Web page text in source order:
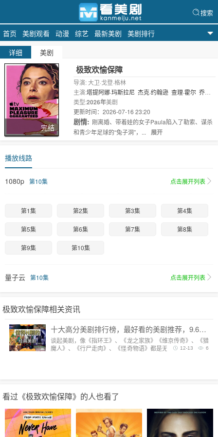
首页 美剧观看 动漫 综艺 最新美剧 美剧排行
搜索
详细 美剧
完结
极致欢愉保障
导演: 大卫·戈登·格林
主演:塔提阿娜·玛斯拉尼 杰克·约翰逊 查理·霍尔 乔恩·
迈克尔·希尔 杰西·霍奇斯
类型:2026年美剧
更新时间：2026-07-16 23:20
剧情: 刚离婚、带着娃的女子Paula陷入了勒索、谋杀
和青少年足球的“兔子洞”，...
展开
播放线路
1080p 第10集 点击展开列表
第1集 第2集 第3集 第4集
第5集 第6集 第7集 第8集
第9集 第10集
量子云 第10集 点击展开列表
极致欢愉保障相关资讯
十大高分美剧排行榜，最好看的美剧推荐，9.6分神剧扎堆
谈起美剧，像《指环王》、《龙之家族》《维京传奇》、《猎
魔人》、《行尸走肉》、《怪奇物语》都是无法复制的经典，
6
12-13
看过《极致欢愉保障》的人也看了